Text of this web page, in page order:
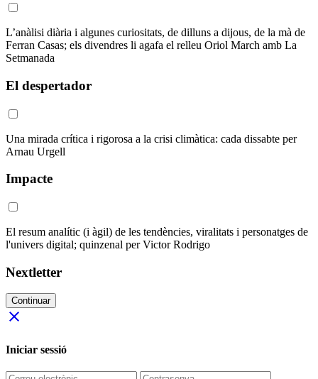
L’anàlisi diària i algunes curiositats, de dilluns a dijous, de la mà de
Ferran Casas; els divendres li agafa el relleu Oriol March amb La
Setmanada
El despertador
Una mirada crítica i rigorosa a la crisi climàtica: cada dissabte per
Arnau Urgell
Impacte
El resum analític (i àgil) de les tendències, viralitats i personatges de
l'univers digital; quinzenal per Victor Rodrigo
Nextletter
Continuar
close
Iniciar sessió